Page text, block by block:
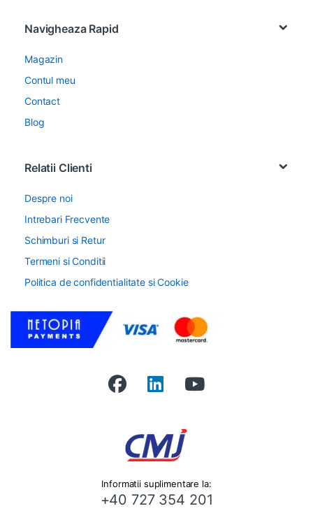
Navigheaza Rapid
Magazin
Contul meu
Contact
Blog
Relatii Clienti
Despre noi
Intrebari Frecvente
Schimburi si Retur
Termeni si Conditii
Politica de confidentialitate si Cookie
Informatii suplimentare la:
+40 727 354 201